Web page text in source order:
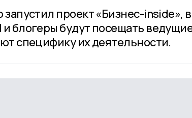
запустил проект «Бизнес-inside»,
блогеры будут посещать
специфику их деятельности.